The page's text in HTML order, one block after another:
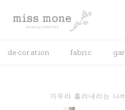
decoration fabric
가우라 흘러내리는 나